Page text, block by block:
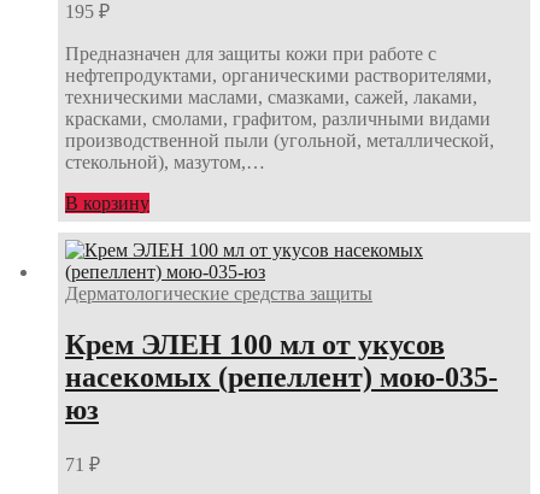
195 ₽
Предназначен для защиты кожи при работе с
нефтепродуктами, органическими растворителями,
техническими маслами, смазками, сажей, лаками,
красками, смолами, графитом, различными видами
производственной пыли (угольной, металлической,
стекольной), мазутом,…
В корзину
Дерматологические средства защиты
Крем ЭЛЕН 100 мл от укусов
насекомых (репеллент) мою-035-
юз
71 ₽